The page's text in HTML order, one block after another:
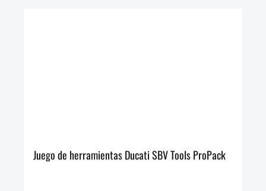
Juego de herramientas Ducati SBV Tools ProPack